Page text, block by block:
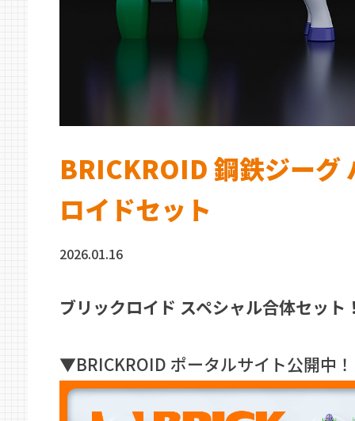
BRICKROID 鋼鉄ジーグ
ロイドセット
2026.01.16
ブリックロイド スペシャル合体セット
▼BRICKROID ポータルサイト公開中！